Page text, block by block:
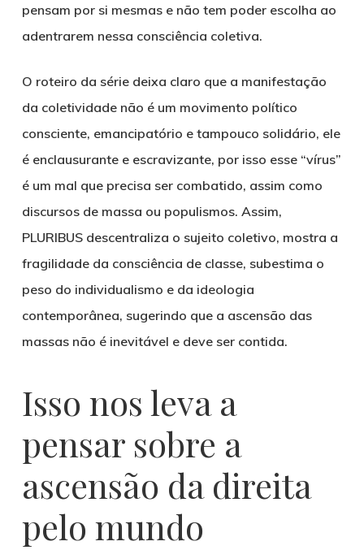
pensam por si mesmas e não tem poder escolha ao
adentrarem nessa consciência coletiva.
O roteiro da série deixa claro que a manifestação
da coletividade não é um movimento político
consciente, emancipatório e tampouco solidário, ele
é enclausurante e escravizante, por isso esse “vírus”
é um mal que precisa ser combatido, assim como
discursos de massa ou populismos. Assim,
PLURIBUS descentraliza o sujeito coletivo, mostra a
fragilidade da consciência de classe, subestima o
peso do individualismo e da ideologia
contemporânea, sugerindo que a ascensão das
massas não é inevitável e deve ser contida.
Isso nos leva a
pensar sobre a
ascensão da direita
pelo mundo